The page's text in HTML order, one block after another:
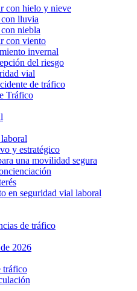
con hielo y nieve
lluvia
niebla
con viento
invernal
del riesgo
vial
de tráfico
Tráfico
y estratégico
una movilidad segura
en seguridad vial laboral
de tráfico
2026
tráfico